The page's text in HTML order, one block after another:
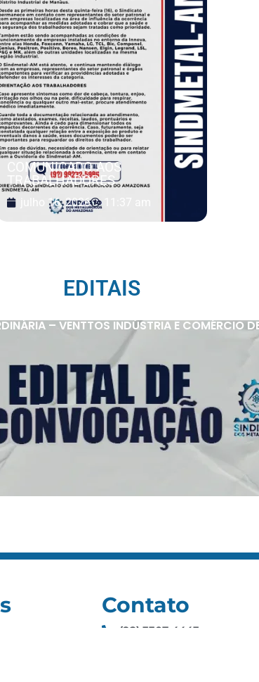
COMUNICADO AOS
TRABALHADORES
julho 16, 2026
EDITAIS
– VENTTOS INDÚSTRIA E COMÉRCIO
Contato
(92) 3307-4443